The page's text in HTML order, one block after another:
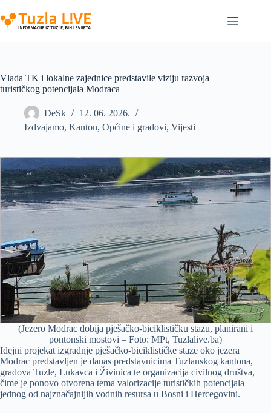
to
content
Vlada TK i lokalne zajednice predstavile viziju razvoja
turističkog potencijala Modraca
DeSk
12. 06. 2026.
Izdvajamo, Kanton, Općine i gradovi, Vijesti
(Jezero Modrac dobija pješačko-biciklističku stazu, planirani i
pontonski mostovi – Foto: MPt, Tuzlalive.ba)
Idejni projekat izgradnje pješačko-biciklističke staze oko jezera
Modrac predstavljen je danas predstavnicima Tuzlanskog kantona,
gradova Tuzle, Lukavca i Živinica te organizacija civilnog društva,
čime je ponovo otvorena tema valorizacije turističkih potencijala
jednog od najznačajnijih vodnih resursa u Bosni i Hercegovini.